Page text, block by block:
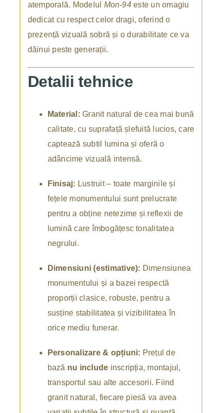
atemporală. Modelul Mon-94este un omagiu
dedicat cu respect celor dragi, oferind o
prezență vizuală sobră și o durabilitate ce va
dăinui peste generații.
Detalii tehnice
Material: Granit natural de cea mai bună
calitate, cu suprafață șlefuită lucios, care
captează subtil lumina și oferă o
adâncime vizuală intensă.
Finisaj: Lustruit – toate marginile și
fețele monumentului sunt prelucrate
pentru a obține netezime și reflexii de
lumină care îmbogățesc tonalitatea
negrului.
Dimensiuni (estimative): Dimensiunea
monumentului și a bazei respectă
proporții clasice, robuste, pentru a
susține stabilitatea și vizibilitatea în
orice mediu funerar.
Personalizare & opțiuni: Prețul de
bază nu include inscripția, montajul,
transportul sau alte accesorii. Fiind
granit natural, fiecare piesă va avea